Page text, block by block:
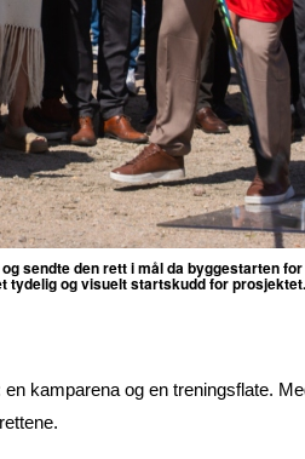
sendte den rett i mål da byggestarten
tydelig og visuelt startskudd for
kamparena og en treningsflate.